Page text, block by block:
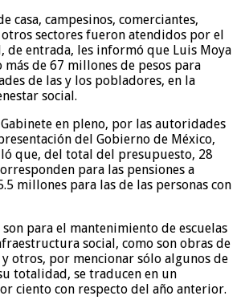
casa, campesinos, comerciantes,
sectores fueron atendidos por el
de entrada, les informó que Luis Moya
más de 67 millones de pesos para
de las y los pobladores, en la
social.
en pleno, por las autoridades
del Gobierno de México,
que, del total del presupuesto, 28
para las pensiones a
millones para las de las personas con
para el mantenimiento de escuelas
social, como son obras de
otros, por mencionar sólo algunos de
totalidad, se traducen en un
ciento con respecto del año anterior.